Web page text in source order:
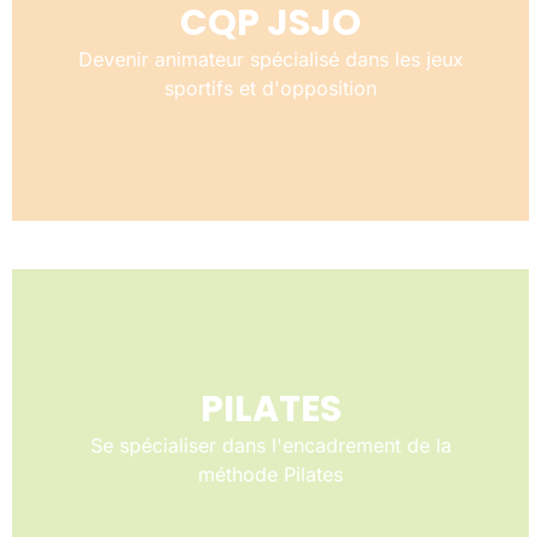
CQP JSJO
Devenir animateur spécialisé dans les jeux
sportifs et d'opposition
PILATES
Se spécialiser dans l'encadrement de la
méthode Pilates